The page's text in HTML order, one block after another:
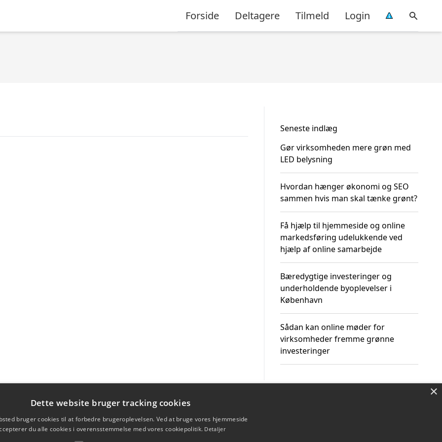
Forside Deltagere Tilmeld Login
Seneste indlæg
Gør virksomheden mere grøn med
LED belysning
Hvordan hænger økonomi og SEO
sammen hvis man skal tænke grønt?
Få hjælp til hjemmeside og online
markedsføring udelukkende ved
hjælp af online samarbejde
Bæredygtige investeringer og
underholdende byoplevelser i
København
Sådan kan online møder for
virksomheder fremme grønne
investeringer
×
Dette website bruger tracking cookies
bruger cookies til at forbedre brugeroplevelsen. Ved at bruge vores hjemmeside
du alle cookies i overensstemmelse med vores cookiepolitik. Detaljer